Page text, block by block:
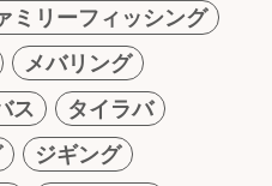
ミリーフィッシング
メバリング
ス
タイラバ
ジギング